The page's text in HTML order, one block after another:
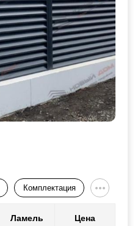
Комплектация
Ламель Цена